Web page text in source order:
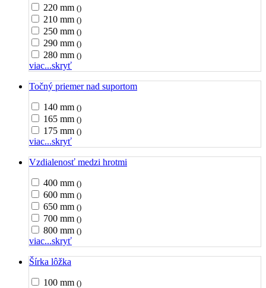
220 mm ()
210 mm ()
250 mm ()
290 mm ()
280 mm ()
viac...skryť
Točný priemer nad suportom
140 mm ()
165 mm ()
175 mm ()
viac...skryť
Vzdialenosť medzi hrotmi
400 mm ()
600 mm ()
650 mm ()
700 mm ()
800 mm ()
viac...skryť
Šírka lôžka
100 mm ()